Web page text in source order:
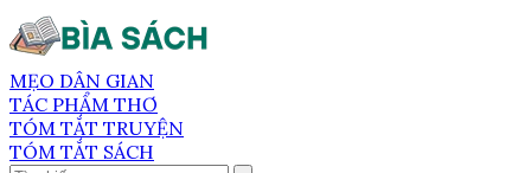
MẸO DÂN GIAN
TÁC PHẨM THƠ
TÓM TẮT TRUYỆN
TÓM TẮT SÁCH